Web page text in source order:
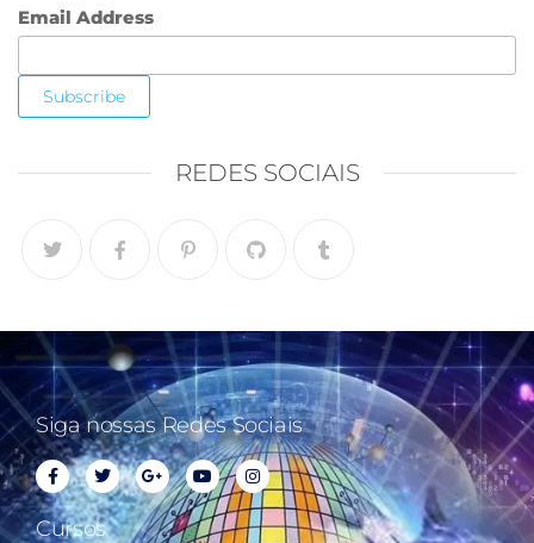
Email Address
REDES SOCIAIS
Siga nossas Redes Sociais
Cursos